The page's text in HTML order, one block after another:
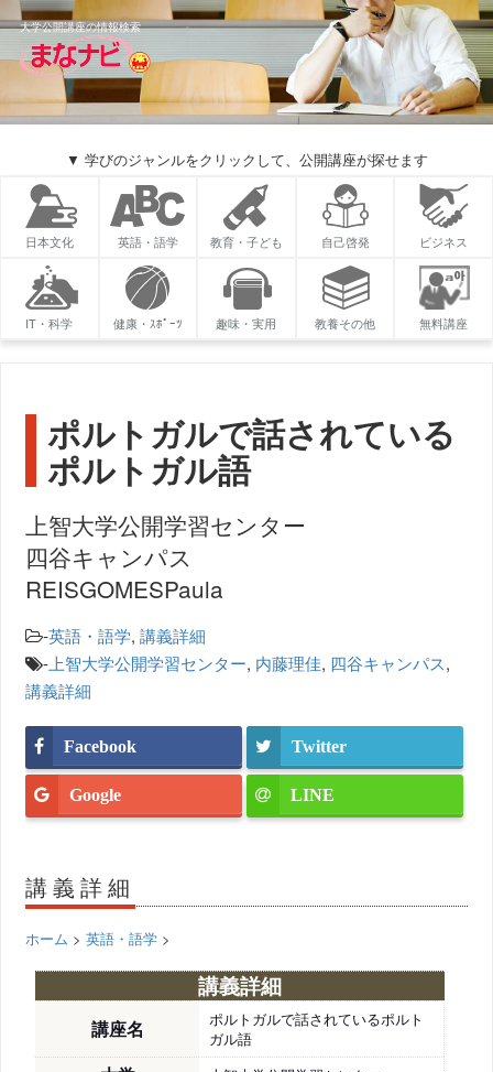
大学公開講座の情報検索
▼ 学びのジャンルをクリックして、公開講座が探せます
日本文化 英語・語学 教育・子ども 自己啓発 ビジネス
IT・科学 健康・ｽﾎﾟｰﾂ 趣味・実用 教養その他 無料講座
ポルトガルで話されている
ポルトガル語
上智大学公開学習センター
四谷キャンパス
REISGOMESPaula
-英語・語学,講義詳細
- 上智大学公開学習センター, 内藤理佳, 四谷キャンパス,
講義詳細
Facebook Twitter
Google LINE
講義詳細
ホーム >英語・語学 >
講義詳細
講座名
ポルトガルで話されているポルト
ガル語